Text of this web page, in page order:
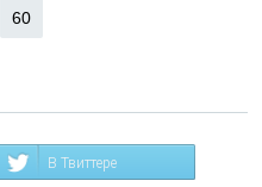
60
В Твиттере